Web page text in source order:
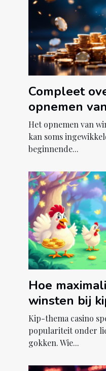
Compleet
opnemen
online
Het opnemen van
kan soms
beginnende...
Hoe
winsten bij
spellen?
Kip-thema casino
populariteit onder
gokken. Wie...